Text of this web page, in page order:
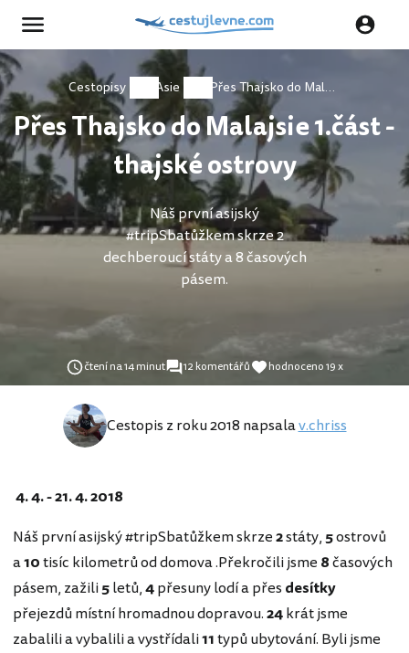
Cestopisy Asie Přes Thajsko do Malajsie 1.část - thajské ostrovy
Přes Thajsko do Malajsie 1.část -
thajské ostrovy
Náš první asijský
#tripSbatůžkem skrze 2
dechberoucí státy a 8 časových
pásem.
čtení na 14 minut 12 komentářů hodnoceno 19 x
Cestopis z roku 2018 napsalav.chriss
4. 4. - 21. 4. 2018
Náš první asijský #tripSbatůžkem skrze2státy,5ostrovů
a10tisíc kilometrů od domova .Překročili jsme 8časových
pásem, zažili5letů,4přesuny lodí a přes desítky
přejezdů místní hromadnou dopravou.24krát jsme
zabalili a vybalili a vystřídali11typů ubytování. Byli jsme